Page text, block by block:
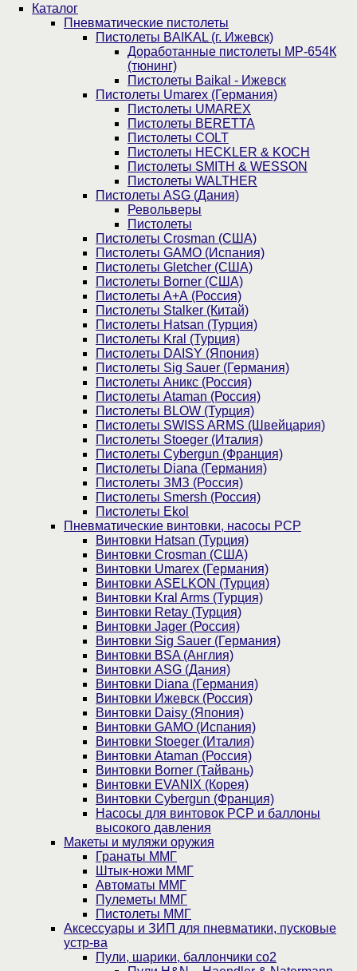
Каталог
Пнев­ма­ти­чес­кие пистолеты
Пистолеты BAIKAL (г. Ижевск)
Доработанные пистолеты МР-654К
(тюнинг)
Пистолеты Baikal - Ижевск
Пистолеты Umarex (Германия)
Пистолеты UMAREX
Пистолеты BERETTA
Пистолеты COLT
Пистолеты HECKLER & KOCH
Пистолеты SMITH & WESSON
Пистолеты WALTHER
Пистолеты ASG (Дания)
Револьверы
Пистолеты
Пистолеты Crosman (США)
Пистолеты GAMO (Испания)
Пистолеты Gletcher (США)
Пистолеты Borner (США)
Пистолеты А+А (Россия)
Пистолеты Stalker (Китай)
Пистолеты Hatsan (Турция)
Пистолеты Kral (Турция)
Пистолеты DAISY (Япония)
Пистолеты Sig Sauer (Германия)
Пистолеты Аникс (Россия)
Пистолеты Ataman (Россия)
Пистолеты BLOW (Турция)
Пистолеты SWISS ARMS (Швейцария)
Пистолеты Stoeger (Италия)
Пистолеты Cybergun (Франция)
Пистолеты Diana (Германия)
Пистолеты ЗМЗ (Россия)
Пистолеты Smersh (Россия)
Пистолеты Ekol
Пневматические винтовки, насосы PCP
Винтовки Hatsan (Турция)
Винтовки Crosman (США)
Винтовки Umarex (Германия)
Винтовки ASELKON (Турция)
Винтовки Kral Arms (Турция)
Винтовки Retay (Турция)
Винтовки Jager (Россия)
Винтовки Sig Sauer (Германия)
Винтовки BSA (Англия)
Винтовки ASG (Дания)
Винтовки Diana (Германия)
Винтовки Ижевск (Россия)
Винтовки Daisy (Япония)
Винтовки GAMO (Испания)
Винтовки Stoeger (Италия)
Винтовки Ataman (Россия)
Винтовки Borner (Тайвань)
Винтовки EVANIX (Корея)
Винтовки Cybergun (Франция)
Насосы для винтовок PCP и баллоны
высокого давления
Макеты и муляжи оружия
Гранаты ММГ
Штык-ножи ММГ
Автоматы ММГ
Пулеметы ММГ
Пистолеты ММГ
Аксессуары и ЗИП для пневматики, пусковые
устр-ва
Пули, шарики, баллончики со2